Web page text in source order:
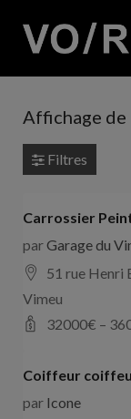
Affichage de
Filtres
Carrossier
parGarage du
51 rue Henri
Vimeu
32000€ –
Coiffeur
par Icone